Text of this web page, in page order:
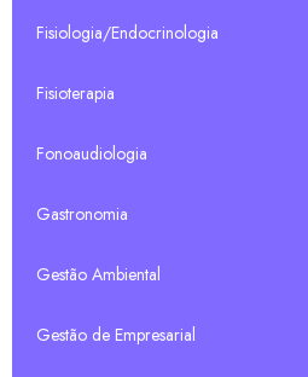
Fisiologia/Endocrinologia
Fisioterapia
Fonoaudiologia
Gastronomia
Gestão Ambiental
Gestão de Empresarial